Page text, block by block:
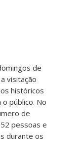
de
visitação
históricos
público. No
de
pessoas e
durante os